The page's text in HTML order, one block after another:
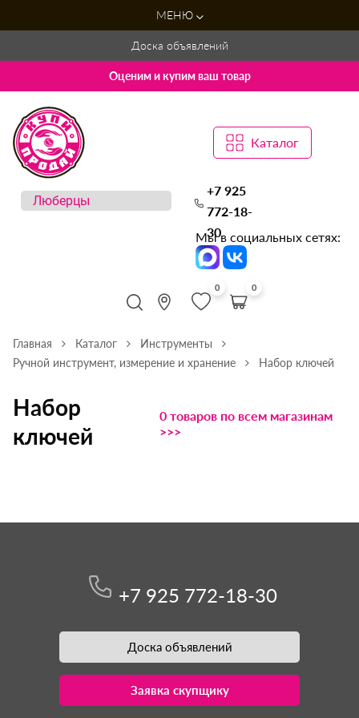
МЕНЮ
Доска объявлений
Оценим и купим ваш товар
Каталог
+7 925
772-18-
30
Мы в социальных сетях:
0 0
Главная Каталог
Инструменты
Ручной инструмент, измерение и хранение
Набор ключей
Набор
ключей
0 товаров по всем магазинам
>>>
+7 925 772-18-30
Доска объявлений
Заявка скупщику